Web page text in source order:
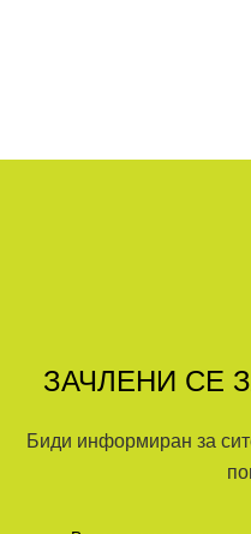
ЗАЧЛЕНИ СЕ
Биди информиран за